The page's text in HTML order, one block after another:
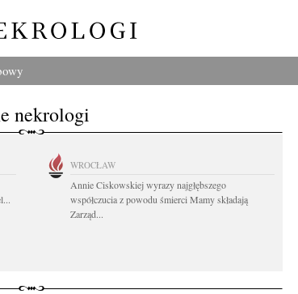
nekrologi
WROCŁAW
Annie Ciskowskiej wyrazy najgłębszego
współczucia z powodu śmierci Mamy składają
Zarząd...